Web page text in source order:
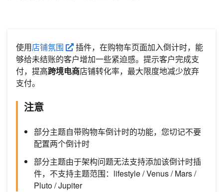
使用店铺氛围
插件，在购物车页面加入倒计时，能
够给未结账的客户增加一些紧迫感。提示客户完成支
付，提高跨境电商店铺转化率，最大限度地减少放弃
支付。
注意
部分主题自带购物车倒计时的功能，您切记不要
配置两个倒计时
部分主题由于架构问题无法支持添加该倒计时插
件，不支持主题范围：lifestyle / Venus / Mars /
Pluto / Jupiter